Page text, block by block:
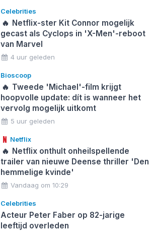
Celebrities
🔥 Netflix-ster Kit Connor mogelijk
gecast als Cyclops in 'X-Men'-reboot
van Marvel
4 uur geleden
Bioscoop
🔥 Tweede 'Michael'-film krijgt
hoopvolle update: dít is wanneer het
vervolg mogelijk uitkomt
5 uur geleden
Netflix
🔥 Netflix onthult onheilspellende
trailer van nieuwe Deense thriller 'Den
hemmelige kvinde'
Vandaag om 10:29
Celebrities
Acteur Peter Faber op 82-jarige
leeftijd overleden